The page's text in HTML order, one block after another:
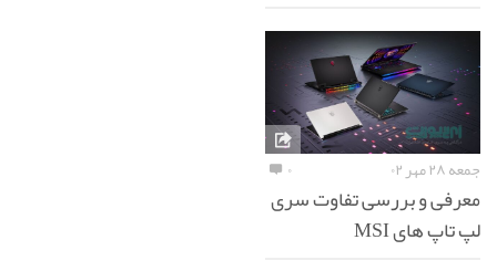
جمعه ۲۸ مهر ۰۲ ۰
معرفی و بررسی تفاوت سری
لپ تاپ های MSI